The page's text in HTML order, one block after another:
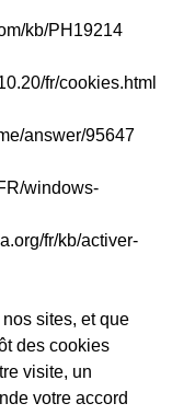
kb/PH19214
fr/cookies.html
answer/95647
windows-
fr/kb/activer-
sites, et que
des cookies
visite, un
votre accord